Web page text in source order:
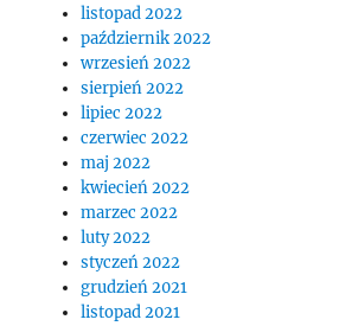
listopad 2022
październik 2022
wrzesień 2022
sierpień 2022
lipiec 2022
czerwiec 2022
maj 2022
kwiecień 2022
marzec 2022
luty 2022
styczeń 2022
grudzień 2021
listopad 2021